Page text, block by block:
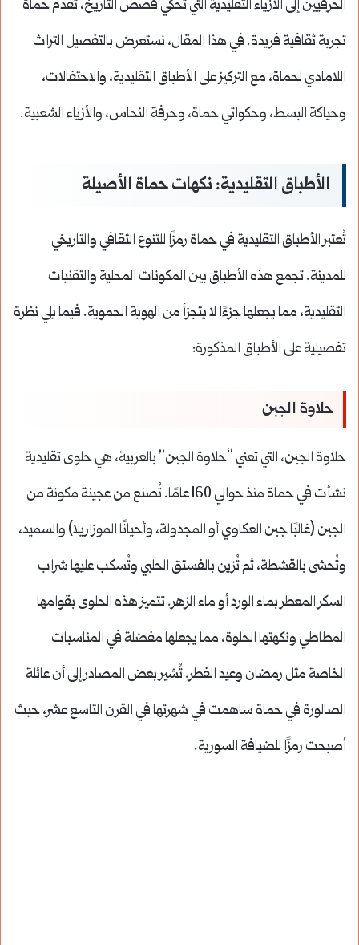
الحرفيين إلى الأزياء التقليدية التي تحكي قصص التاريخ، تقدم حماة
تجربة ثقافية فريدة. في هذا المقال، نستعرض بالتفصيل التراث
اللامادي لحماة، مع التركيز على الأطباق التقليدية، والاحتفالات،
وحياكة البسط، وحكواتي حماة، وحرفة النحاس، والأزياء الشعبية.
الأطباق التقليدية: نكهات حماة الأصيلة
تُعتبر الأطباق التقليدية في حماة رمزًا للتنوع الثقافي والتاريخي
للمدينة. تجمع هذه الأطباق بين المكونات المحلية والتقنيات
التقليدية، مما يجعلها جزءًا لا يتجزأ من الهوية الحموية. فيما يلي نظرة
تفصيلية على الأطباق المذكورة:
حلاوة الجبن
حلاوة الجبن، التي تعني “حلاوة الجبن” بالعربية، هي حلوى تقليدية
نشأت في حماة منذ حوالي 160 عامًا. تُصنع من عجينة مكونة من
الجبن (غالبًا جبن العكاوي أو المجدولة، وأحيانًا الموزاريلا) والسميد،
وتُحشى بالقشطة، ثم تُزين بالفستق الحلبي وتُسكب عليها شراب
السكر المعطر بماء الورد أو ماء الزهر. تتميز هذه الحلوى بقوامها
المطاطي ونكهتها الحلوة، مما يجعلها مفضلة في المناسبات
الخاصة مثل رمضان وعيد الفطر. تُشير بعض المصادر إلى أن عائلة
الصالورة في حماة ساهمت في شهرتها في القرن التاسع عشر، حيث
أصبحت رمزًا للضيافة السورية.